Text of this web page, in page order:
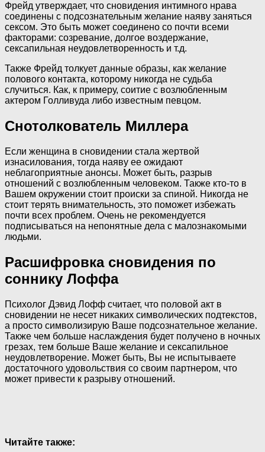
Фрейд утверждает, что сновидения интимного нрава
соединены с подсознательным желание наяву заняться
сексом. Это быть может соединено со почти всеми
факторами: созревание, долгое воздержание,
сексапильная неудовлетворенность и т.д.
Также Фрейд толкует данные образы, как желание
полового контакта, которому никогда не судьба
случиться. Как, к примеру, соитие с возлюбленным
актером Голливуда либо известным певцом.
Снотолкователь Миллера
Если женщина в сновидении стала жертвой
изнасилования, тогда наяву ее ожидают
неблагоприятные анонсы. Может быть, разрыв
отношений с возлюбленным человеком. Также кто-то в
Вашем окружении стоит происки за спиной. Никогда не
стоит терять внимательность, это поможет избежать
почти всех проблем. Очень не рекомендуется
подписываться на непонятные дела с малознакомыми
людьми.
Расшифровка сновидения по
соннику Лоффа
Психолог Дэвид Лофф считает, что половой акт в
сновидении не несет никаких символических подтекстов,
а просто символизирую Ваше подсознательное желание.
Также чем больше наслаждения будет получено в ночных
грезах, тем больше Ваше желание и сексапильное
неудовлетворение. Может быть, Вы не испытываете
достаточного удовольствия со своим партнером, что
может привести к разрыву отношений.
Читайте также: